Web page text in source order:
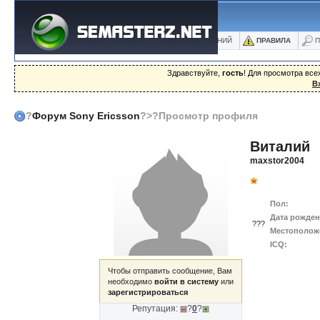
ФОРУМ БЛОГИ ФОТО БАЗА ЗНАНИЙ ПРАВИЛА
Здравствуйте, гость! Для просмотра
?Форум Sony Ericsson?>?Просмотр профиля
Чтобы отправить сообщение, Вам
необходимо войти в систему или
зарегистрироваться
Репутация: ?0?
Виталий
maxstor2004
???
Пол:
Дата
ICQ: